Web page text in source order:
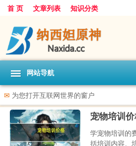
首 页 文章列表 知识分类
网站导航
✉ 为您打开互联网世界的窗户
宠物培训
学宠物培训的
括培训内容、